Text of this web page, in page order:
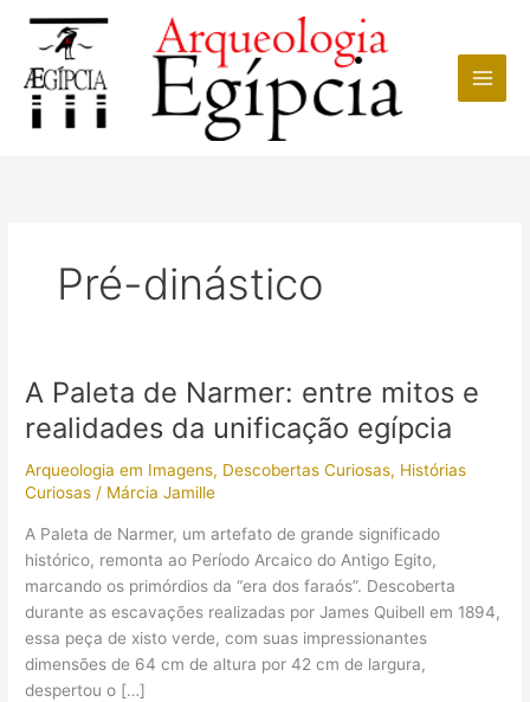
conteúdo
Pré-dinástico
A Paleta de Narmer: entre mitos e
realidades da unificação egípcia
Arqueologia em Imagens, Descobertas Curiosas, Histórias
Curiosas / Márcia Jamille
A Paleta de Narmer, um artefato de grande significado
histórico, remonta ao Período Arcaico do Antigo Egito,
marcando os primórdios da “era dos faraós”. Descoberta
durante as escavações realizadas por James Quibell em 1894,
essa peça de xisto verde, com suas impressionantes
dimensões de 64 cm de altura por 42 cm de largura,
despertou o […]